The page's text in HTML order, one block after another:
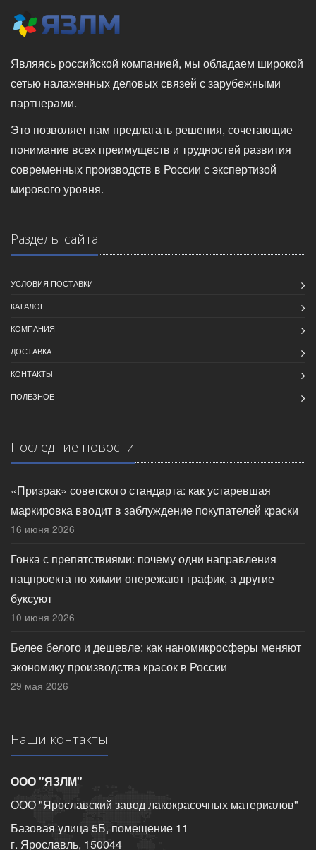
Являясь российской компанией, мы обладаем широкой
сетью налаженных деловых связей с зарубежными
партнерами.
Это позволяет нам предлагать решения, сочетающие
понимание всех преимуществ и трудностей развития
современных производств в России с экспертизой
мирового уровня.
Разделы сайта
УСЛОВИЯ ПОСТАВКИ
КАТАЛОГ
КОМПАНИЯ
ДОСТАВКА
КОНТАКТЫ
ПОЛЕЗНОЕ
Последние новости
«Призрак» советского стандарта: как устаревшая
маркировка вводит в заблуждение покупателей краски
16 июня 2026
Гонка с препятствиями: почему одни направления
нацпроекта по химии опережают график, а другие
буксуют
10 июня 2026
Белее белого и дешевле: как наномикросферы меняют
экономику производства красок в России
29 мая 2026
Наши контакты
ООО "ЯЗЛМ"
ООО "Ярославский завод лакокрасочных материалов"
Базовая улица 5Б, помещение 11
г. Ярославль, 150044